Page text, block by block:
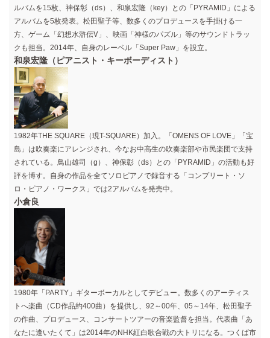
ルバムを15枚、神保彰（ds）、和泉宏隆（key）との「PYRAMID」による
アルバムを5枚発表。松田聖子等、数多くのプロデュースを手掛ける一
方、ゲーム「幻想水滸伝Ⅴ」、映画「神様のパズル」等のサウンドトラッ
クも担当。2014年、自身のレーベル「Super Paw」を設立。
和泉宏隆（ピアニスト・キーボーディスト）
1982年THE SQUARE（現T-SQUARE）加入。「OMENS OF LOVE」「宝
島」は吹奏楽にアレンジされ、今なお中高生の吹奏楽部や市民楽団で支持
されている。鳥山雄司（g）、神保彰（ds）との「PYRAMID」の活動も好
評を博す。自身の作品を全てソロピアノで録音する「コンプリート・ソ
ロ・ピアノ・ワークス」では2アルバムを発売中。
小倉良
1980年「PARTY」ギターボーカルとしてデビュー。数多くのアーティス
トへ楽曲（CD作品約400曲）を提供し、92～00年、05～14年、松田聖子
の作曲、プロデュース、コンサートツアーの音楽監督を担当。代表曲「あ
なたに逢いたくて」は2014年のNHK紅白歌合戦の大トリになる。つくば市